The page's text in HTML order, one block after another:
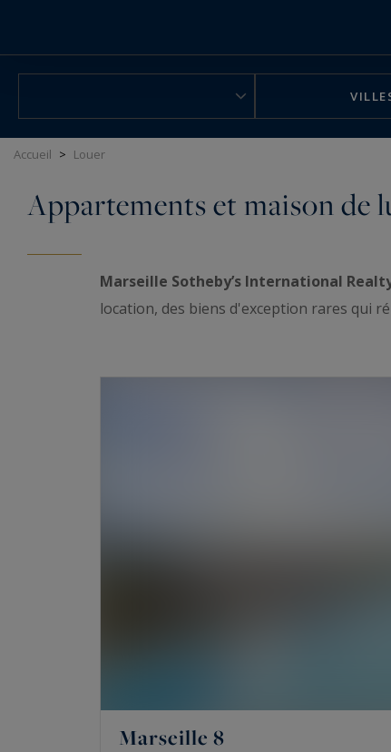
Accueil > Louer
Appartements et maison de
Marseille Sotheby’s International
location, des biens d'exception rares qui
Marseille 8